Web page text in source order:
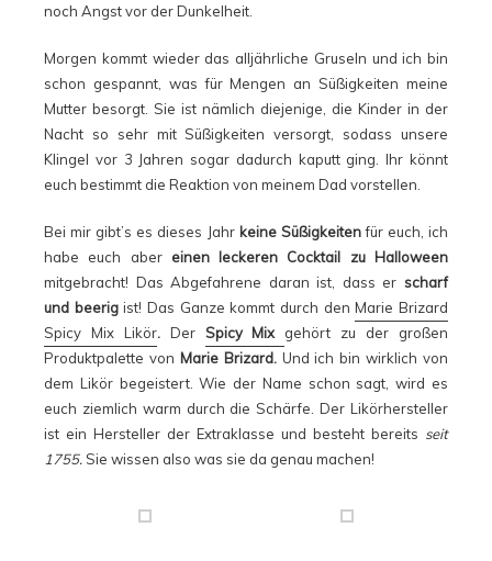
noch Angst vor der Dunkelheit.
Morgen kommt wieder das alljährliche Gruseln und ich bin
schon gespannt, was für Mengen an Süßigkeiten meine
Mutter besorgt. Sie ist nämlich diejenige, die Kinder in der
Nacht so sehr mit Süßigkeiten versorgt, sodass unsere
Klingel vor 3 Jahren sogar dadurch kaputt ging. Ihr könnt
euch bestimmt die Reaktion von meinem Dad vorstellen.
Bei mir gibt’s es dieses Jahr keine Süßigkeitenfür euch, ich
habe euch aber einen leckeren Cocktail zu Halloween
mitgebracht! Das Abgefahrene daran ist, dass er scharf
und beerigist! Das Ganze kommt durch denMarie Brizard
Spicy Mix Likör.Der Spicy Mix gehört zu der großen
Produktpalette von Marie Brizard.Und ich bin wirklich von
dem Likör begeistert. Wie der Name schon sagt, wird es
euch ziemlich warm durch die Schärfe. Der Likörhersteller
ist ein Hersteller der Extraklasse und besteht bereits seit
1755.Sie wissen also was sie da genau machen!